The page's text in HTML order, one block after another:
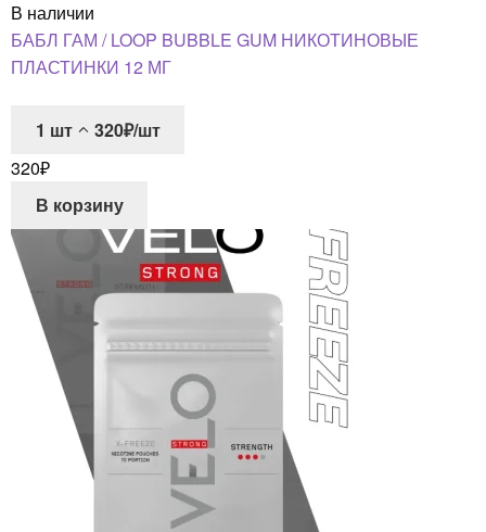
В наличии
БАБЛ ГАМ / LOOP BUBBLE GUM НИКОТИНОВЫЕ
ПЛАСТИНКИ 12 МГ
1 шт
320₽/шт
320₽
В корзину